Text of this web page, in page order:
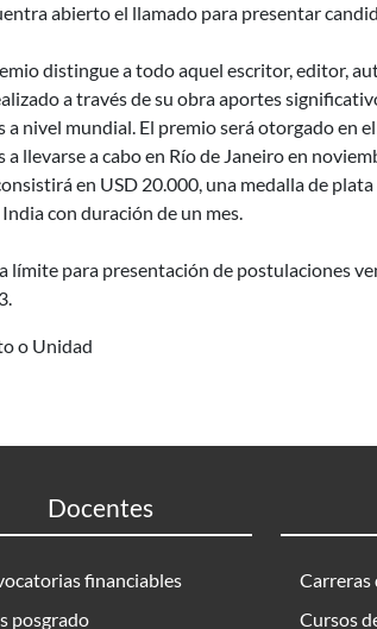
abierto el llamado para presentar
distingue a todo aquel escritor, editor,
a través de su obra aportes
a nivel mundial. El premio será otorgado en
a llevarse a cabo en Río de Janeiro en
en USD 20.000, una medalla de
con duración de un mes.
límite para presentación de postulaciones
o Unidad
Docentes
financiables
posgrado
Carreras
Cursos